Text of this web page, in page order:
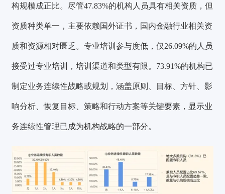
构规模成正比。尽管47.83%的机构人员具有相关资质，但
资质种类单一，主要依赖国外证书， 国内金融行业相关资
质和资源相对匮乏。专业培训参与度低，仅26.09%的人员
接受过专业培训，培训渠道和类型有限。73.91%的机构已
制定业务连续性战略或规划，涵盖原则、目标、方针、影
响分析、恢复目标、策略和行动方案等关键要素，显示业
务连续性管理已成为机构战略的一部分。